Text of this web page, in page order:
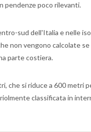
pendenze poco rilevanti.
sud dell'Italia e nelle
non vengono calcolate se
parte costiera.
che si riduce a 600 metri
classificata in